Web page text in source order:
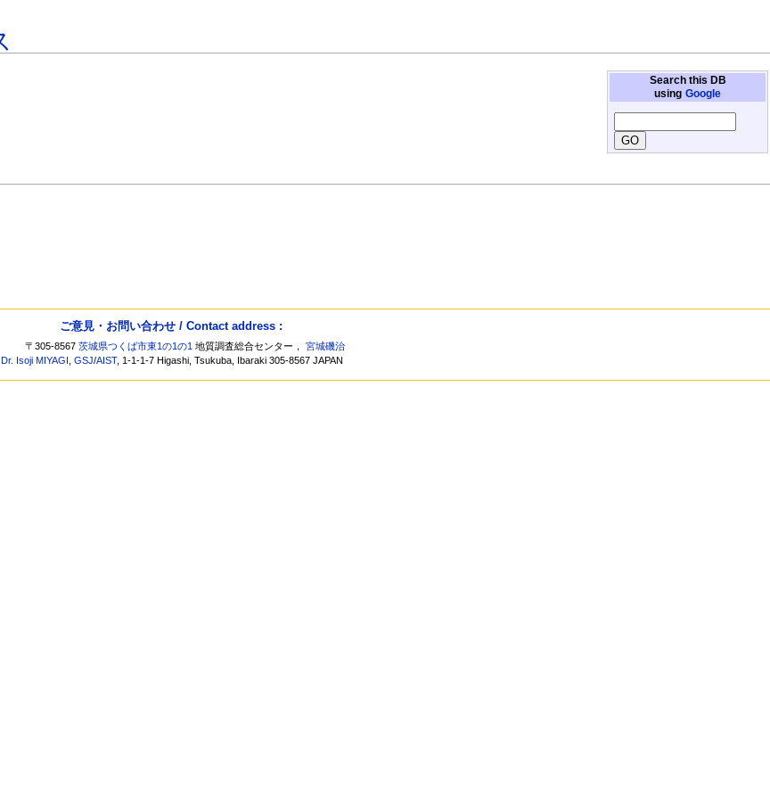
Search this DB
using Google
ご意見・お問い合わせ / Contact address :
〒305-8567茨城県つくば市東1の1の1 地質調査総合センター，宮城磯治
Dr. Isoji MIYAGI
,GSJ/AIST, 1-1-1-7 Higashi, Tsukuba, Ibaraki 305-8567 JAPAN